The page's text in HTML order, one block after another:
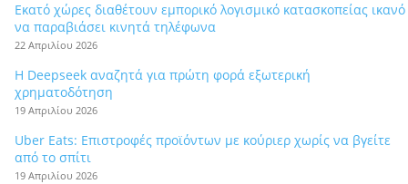
Εκατό χώρες διαθέτουν εμπορικό λογισμικό κατασκοπείας ικανό
να παραβιάσει κινητά τηλέφωνα
22 Απριλίου 2026
Η Deepseek αναζητά για πρώτη φορά εξωτερική
χρηματοδότηση
19 Απριλίου 2026
Uber Eats: Επιστροφές προϊόντων με κούριερ χωρίς να βγείτε
από το σπίτι
19 Απριλίου 2026